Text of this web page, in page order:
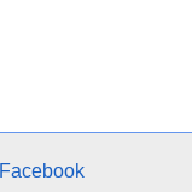
Facebook